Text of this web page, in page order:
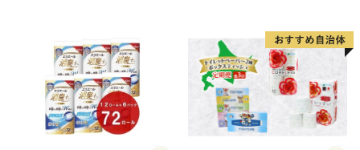
ー 消耗品 備蓄 送料無料 北海
道 倶知安町 日用品